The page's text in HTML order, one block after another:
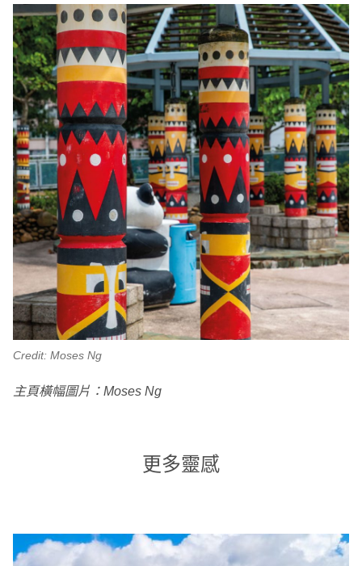
Credit: Moses Ng
主頁橫幅圖片：Moses Ng
更多靈感